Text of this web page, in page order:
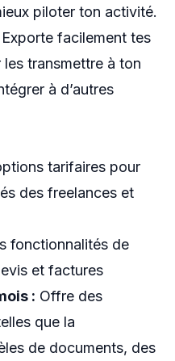
piloter ton activité.
facilement tes
transmettre à ton
à d’autres
tarifaires pour
des freelances et
fonctionnalités de
et factures
: Offre des
que la
de documents, des